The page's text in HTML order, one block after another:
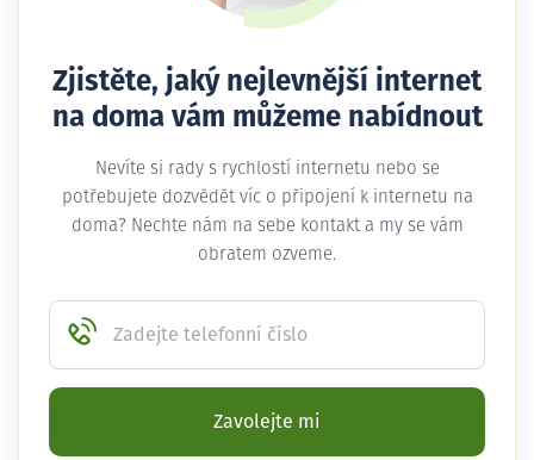
Zjistěte, jaký nejlevnější internet
na doma vám můžeme nabídnout
Nevíte si rady s rychlostí internetu nebo se
potřebujete dozvědět víc o připojení k internetu na
doma? Nechte nám na sebe kontakt a my se vám
obratem ozveme.
Zadejte telefonní číslo
Zavolejte mi